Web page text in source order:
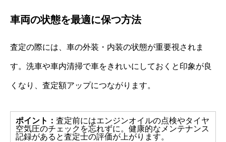
車両の状態を最適に保つ方法
査定の際には、車の外装・内装の状態が重要視されま
す。洗車や車内清掃で車をきれいにしておくと印象が良
くなり、査定額アップにつながります。
ポイント： 査定前にはエンジンオイルの点検やタイヤ
空気圧のチェックを忘れずに。健康的なメンテナンス
記録があると査定士の評価が上がります。